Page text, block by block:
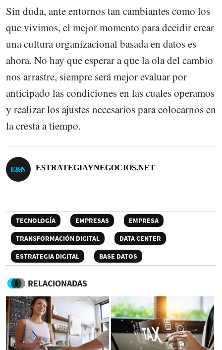
Sin duda, ante entornos tan cambiantes como los
que vivimos, el mejor momento para decidir crear
una cultura organizacional basada en datos es
ahora. No hay que esperar a que la ola del cambio
nos arrastre, siempre será mejor evaluar por
anticipado las condiciones en las cuales operamos
y realizar los ajustes necesarios para colocarnos en
la cresta a tiempo.
ESTRATEGIAYNEGOCIOS.NET
TECNOLOGÍA EMPRESAS
EMPRESA
TRANSFORMACIÓN DIGITAL
DATA CENTER
ESTRATEGIA DIGITAL
BASE DATOS
RELACIONADAS